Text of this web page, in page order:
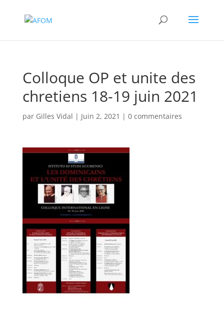
Colloque OP et unite des
chretiens 18-19 juin 2021
par Gilles Vidal | Juin 2, 2021 | 0 commentaires